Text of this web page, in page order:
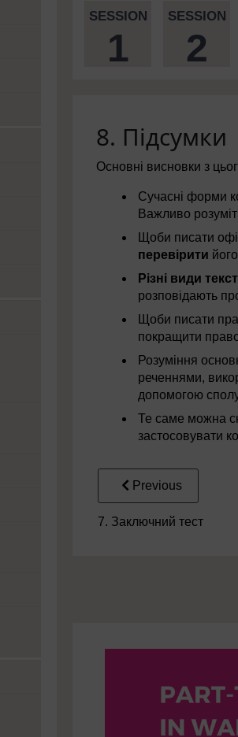
SESSION
1
SESSION
2
8. Підсумки
Основні висновки з
Сучасні форми
Важливо
Щоби писати
перевірити
Різні види
розповідають
Щоби писати
покращити
Розуміння
реченнями,
допомогою
Те саме можна
застосовувати
Previous
7. Заключний тест